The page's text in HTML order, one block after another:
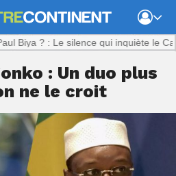
? : Le silence qui inquiète le
: Un duo plus
ne le croit